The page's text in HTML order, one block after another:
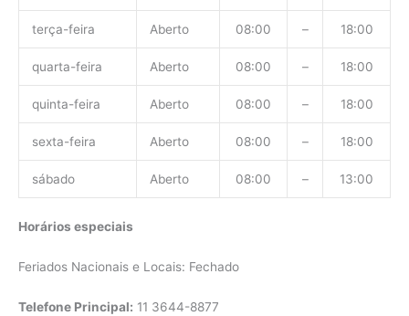
terça-feira Aberto 08:00 – 18:00
quarta-feira Aberto 08:00 – 18:00
quinta-feira Aberto 08:00 – 18:00
sexta-feira Aberto 08:00 – 18:00
sábado Aberto 08:00 – 13:00
Horários especiais
Feriados Nacionais e Locais: Fechado
Telefone Principal: 11 3644-8877